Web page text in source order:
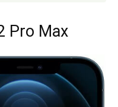
Pro Max